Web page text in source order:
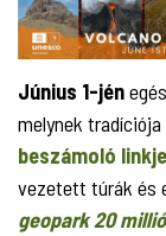
Június 1-jén
melynek tradíciója
beszámoló
vezetett túrák és
geopark 20